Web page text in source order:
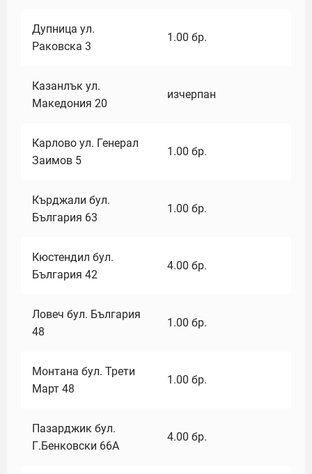
Дупница ул.
Раковска 3
1.00 бр.
Казанлък ул.
Македония 20
изчерпан
Карлово ул. Генерал
Заимов 5
1.00 бр.
Кърджали бул.
България 63
1.00 бр.
Кюстендил бул.
България 42
4.00 бр.
Ловеч бул. България
48
1.00 бр.
Монтана бул. Трети
Март 48
1.00 бр.
Пазарджик бул.
Г.Бенковски 66А
4.00 бр.